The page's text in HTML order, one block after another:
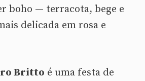
boho — terracota, bege e
delicada em rosa e
Britto é uma festa de